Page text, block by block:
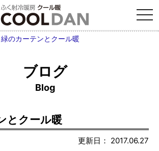
緑のカーテンとクール暖
ブログ
Blog
とクール暖
更新日： 2017.06.27